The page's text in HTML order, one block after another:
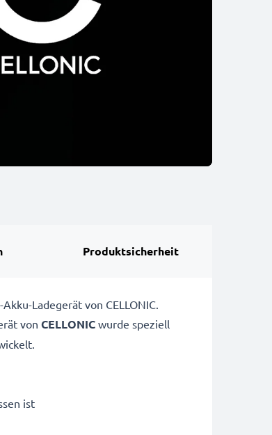
Produktsicherheit
Ladegerät von CELLONIC.
von CELLONIC wurde speziell
ist